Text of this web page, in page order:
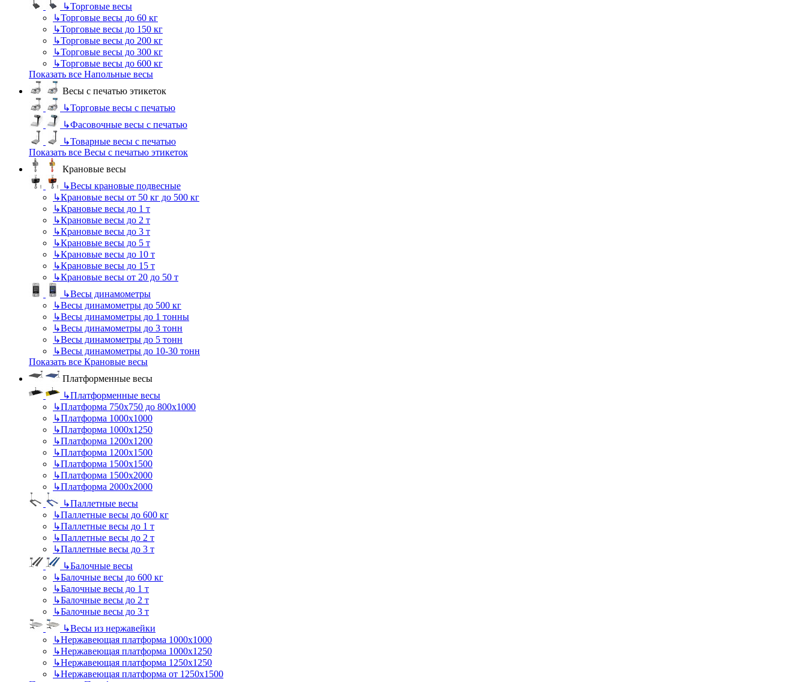
↳Торговые весы
↳Торговые весы до 60 кг
↳Торговые весы до 150 кг
↳Торговые весы до 200 кг
↳Торговые весы до 300 кг
↳Торговые весы до 600 кг
Показать все Напольные весы
Весы с печатью этикеток
↳Торговые весы с печатью
↳Фасовочные весы с печатью
↳Товарные весы с печатью
Показать все Весы с печатью этикеток
Крановые весы
↳Весы крановые подвесные
↳Крановые весы от 50 кг до 500 кг
↳Крановые весы до 1 т
↳Крановые весы до 2 т
↳Крановые весы до 3 т
↳Крановые весы до 5 т
↳Крановые весы до 10 т
↳Крановые весы до 15 т
↳Крановые весы от 20 до 50 т
↳Весы динамометры
↳Весы динамометры до 500 кг
↳Весы динамометры до 1 тонны
↳Весы динамометры до 3 тонн
↳Весы динамометры до 5 тонн
↳Весы динамометры до 10-30 тонн
Показать все Крановые весы
Платформенные весы
↳Платформенные весы
↳Платформа 750х750 до 800х1000
↳Платформа 1000х1000
↳Платформа 1000х1250
↳Платформа 1200х1200
↳Платформа 1200х1500
↳Платформа 1500х1500
↳Платформа 1500х2000
↳Платформа 2000х2000
↳Паллетные весы
↳Паллетные весы до 600 кг
↳Паллетные весы до 1 т
↳Паллетные весы до 2 т
↳Паллетные весы до 3 т
↳Балочные весы
↳Балочные весы до 600 кг
↳Балочные весы до 1 т
↳Балочные весы до 2 т
↳Балочные весы до 3 т
↳Весы из нержавейки
↳Нержавеющая платформа 1000х1000
↳Нержавеющая платформа 1000х1250
↳Нержавеющая платформа 1250х1250
↳Нержавеющая платформа от 1250х1500